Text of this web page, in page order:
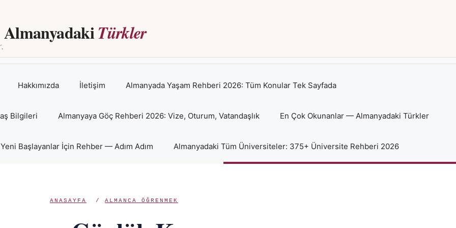
AlmanyadakiTürkler
Hakkımızda İletişim Almanyada Yaşam Rehberi 2026: Tüm Konular Tek Sayfada
Bilgileri Almanyaya Göç Rehberi 2026: Vize, Oturum, Vatandaşlık En Çok Okunanlar — Almanyadaki Türkler
Başlayanlar İçin Rehber — Adım Adım Almanyadaki Tüm Üniversiteler: 375+ Üniversite Rehberi 2026
ANASAYFA / ALMANCA ÖĞRENMEK